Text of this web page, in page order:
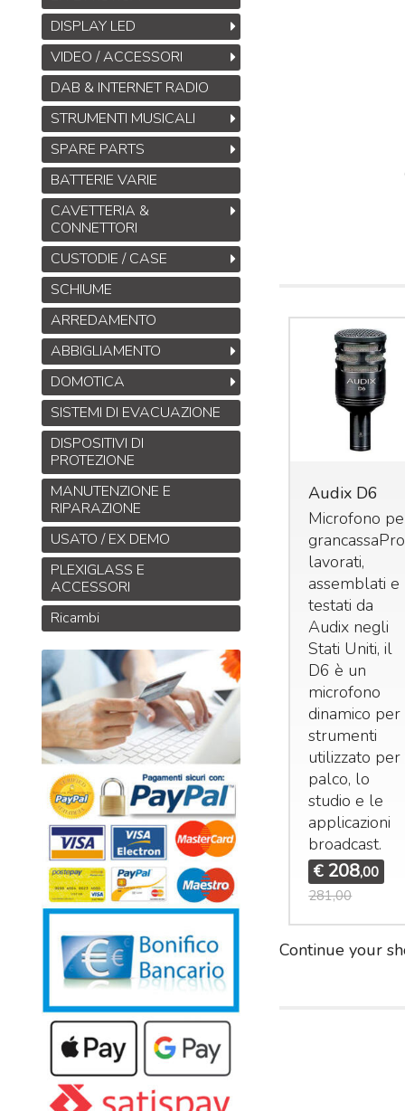
a
Batteria e
Il
è
batteria e
un uso
studio
sul palco.
Audix D4
Microfono
dinamico per
strumenti
Audix D6
Microfono
lavorati,
assemblati e
testati da
Audix negli
Stati Uniti, il
D6 è un
microfono
dinamico per
strumenti
utilizzato
palco, lo
studio e le
applicazioni
broadcast.
€ 208,00
281,00
Continue your
DISPLAY LED
VIDEO / ACCESSORI
DAB & INTERNET RADIO
STRUMENTI MUSICALI
SPARE PARTS
BATTERIE VARIE
CAVETTERIA &
CONNETTORI
CUSTODIE / CASE
SCHIUME
ARREDAMENTO
ABBIGLIAMENTO
DOMOTICA
SISTEMI DI EVACUAZIONE
DISPOSITIVI DI
PROTEZIONE
MANUTENZIONE E
RIPARAZIONE
USATO / EX DEMO
PLEXIGLASS E
ACCESSORI
Ricambi